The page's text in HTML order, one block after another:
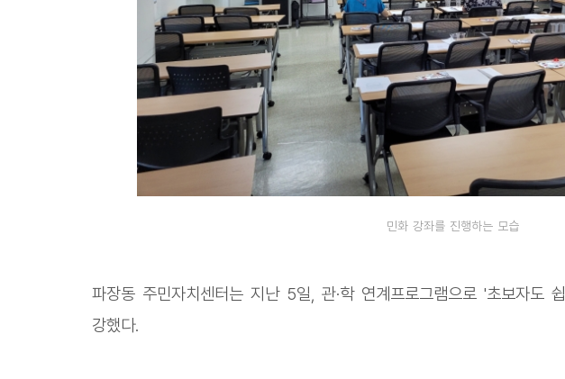
민화 강좌를 진행하는 모습
파장동 주민자치센터는 지난 5일, 관·학 연계프로그램으로 '초보자도
강했다.